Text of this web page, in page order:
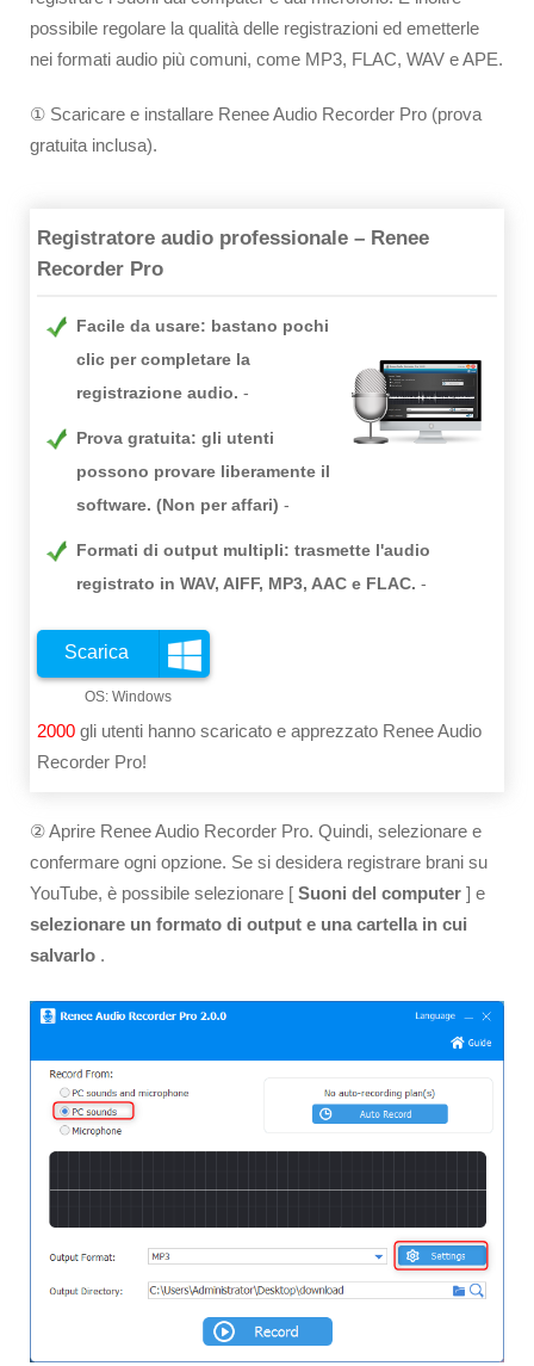
possibile regolare la qualità delle registrazioni ed emetterle
nei formati audio più comuni, come MP3, FLAC, WAV e APE.
① Scaricare e installare Renee Audio Recorder Pro (prova
gratuita inclusa).
Registratore audio professionale – Renee
Recorder Pro
Facile da usare: bastano pochi
clic per completare la
registrazione audio.
Prova gratuita: gli utenti
possono provare liberamente il
software. (Non per affari)
Formati di output multipli: trasmette l'audio
registrato in WAV, AIFF, MP3, AAC e FLAC.
Scarica
2000 gli utenti hanno scaricato e apprezzato Renee Audio
Recorder Pro!
② Aprire Renee Audio Recorder Pro. Quindi, selezionare e
confermare ogni opzione. Se si desidera registrare brani su
YouTube, è possibile selezionare [ Suoni del computer ] e
selezionare un formato di output e una cartella in cui
salvarlo .